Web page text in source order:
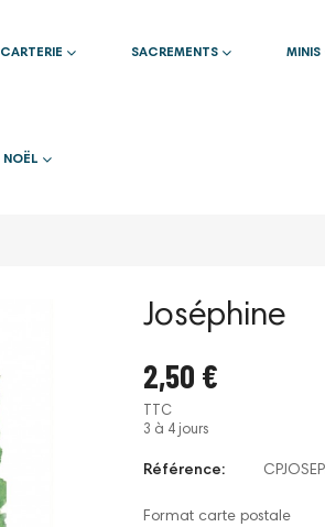
CARTERIE SACREMENTS MINIS
NOËL
Joséphine
2,50 €
TTC
3 à 4 jours
Référence:
Format carte postale